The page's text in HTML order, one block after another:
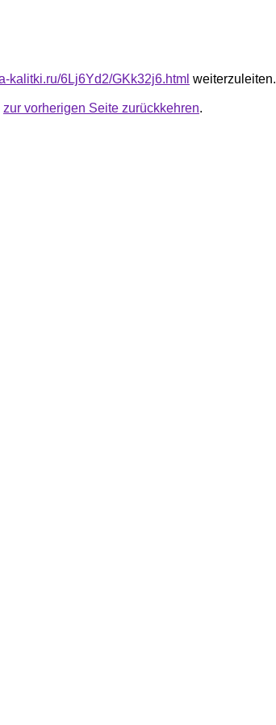
kalitki.ru/6Lj6Yd2/GKk32j6.html weiterzuleiten.
zur vorherigen Seite zurückkehren.